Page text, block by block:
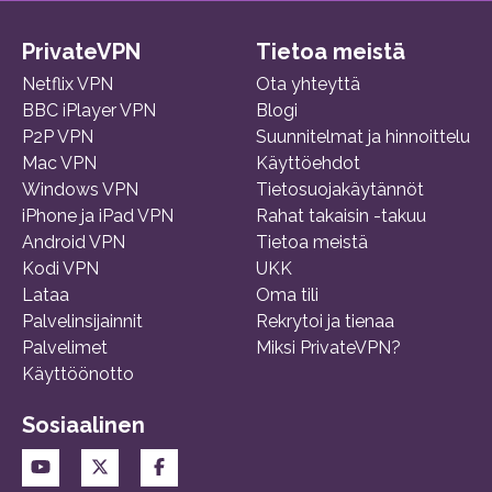
PrivateVPN
Netflix VPN
BBC iPlayer VPN
P2P VPN
Mac VPN
Windows VPN
iPhone ja iPad VPN
Android VPN
Kodi VPN
Lataa
Palvelinsijainnit
Palvelimet
Käyttöönotto
Tietoa meistä
Ota yhteyttä
Blogi
Suunnitelmat ja hinnoittelu
Käyttöehdot
Tietosuojakäytännöt
Rahat takaisin -takuu
Tietoa meistä
UKK
Oma tili
Rekrytoi ja tienaa
Miksi PrivateVPN?
Sosiaalinen